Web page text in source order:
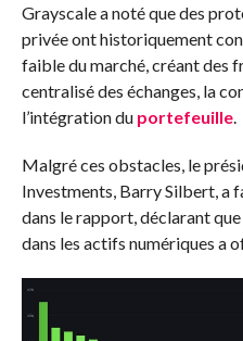
Grayscale a noté que des
privée ont historiquement
faible du marché, créant des
centralisé des échanges, la
l’intégration du portefeuille.
Malgré ces obstacles, le
Investments, Barry Silbert, a
dans le rapport, déclarant
dans les actifs numériques a